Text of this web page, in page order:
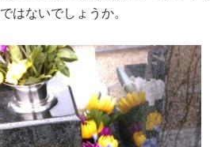
ではないでしょうか。